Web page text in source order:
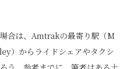
合は、Amtrakの最寄り駅（M
）からライドシェアやタクシ